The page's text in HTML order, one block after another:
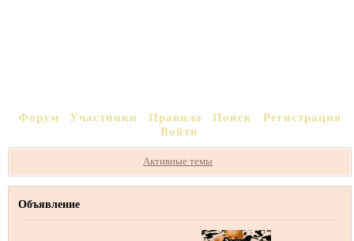
Форум Участники Правила Поиск
Регистрация
Войти
Активные темы
Объявление